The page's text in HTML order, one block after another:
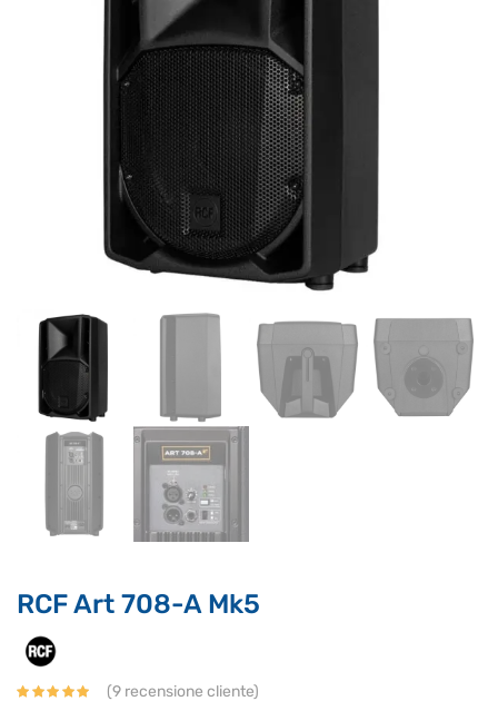
RCF Art 708-A Mk5
(9 recensione cliente)
Supporto clienti RF Assist
Ciao, Come posso aiutarti?
Puoi chiedermi informazioni generali o specifiche su certi
prodotti.
Per ottenere dettagli su un determinato prodotto
assicurati di indicarne il nome completo